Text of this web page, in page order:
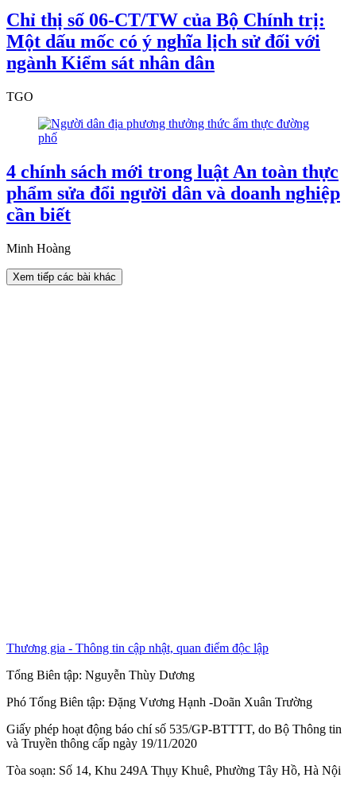
Chỉ thị số 06-CT/TW của Bộ Chính trị:
Một dấu mốc có ý nghĩa lịch sử đối với
ngành Kiểm sát nhân dân
TGO
4 chính sách mới trong luật An toàn thực
phẩm sửa đổi người dân và doanh nghiệp
cần biết
Minh Hoàng
Xem tiếp các bài khác
Thương gia - Thông tin cập nhật, quan điểm độc lập
Tổng Biên tập: Nguyễn Thùy Dương
Phó Tổng Biên tập: Đặng Vương Hạnh -Doãn Xuân Trường
Giấy phép hoạt động báo chí số 535/GP-BTTTT, do Bộ Thông tin
và Truyền thông cấp ngày 19/11/2020
Tòa soạn: Số 14, Khu 249A Thụy Khuê, Phường Tây Hồ, Hà Nội